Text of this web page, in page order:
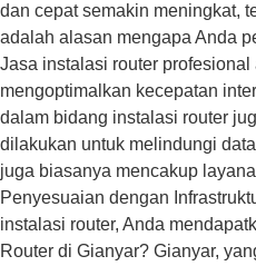
dan cepat semakin meningkat,
adalah alasan mengapa Anda
Jasa instalasi router
mengoptimalkan kecepatan
dalam bidang instalasi router
dilakukan untuk melindungi
juga biasanya mencakup
Penyesuaian dengan
instalasi router, Anda
Router di Gianyar? Gianyar,